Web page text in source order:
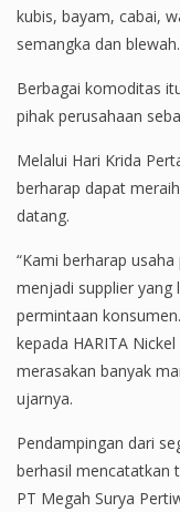
kubis, bayam, cabai,
semangka dan blewah.
Berbagai komoditas
pihak perusahaan
Melalui Hari Krida
berharap dapat
datang.
“Kami berharap
menjadi supplier
permintaan
kepada HARITA
merasakan banyak
ujarnya.
Pendampingan dari
berhasil mencatatkan
PT Megah Surya